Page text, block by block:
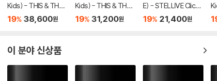
Kids) - THIS & THAT
[2종 SET]
19% 38,600원
Kids) - THIS & THAT
[TRUCK VER.]
19% 31,200원
E) - STELLIVE Cliche
1st EP 「Colorful Stro
19% 21,400원
이 분야 신상품